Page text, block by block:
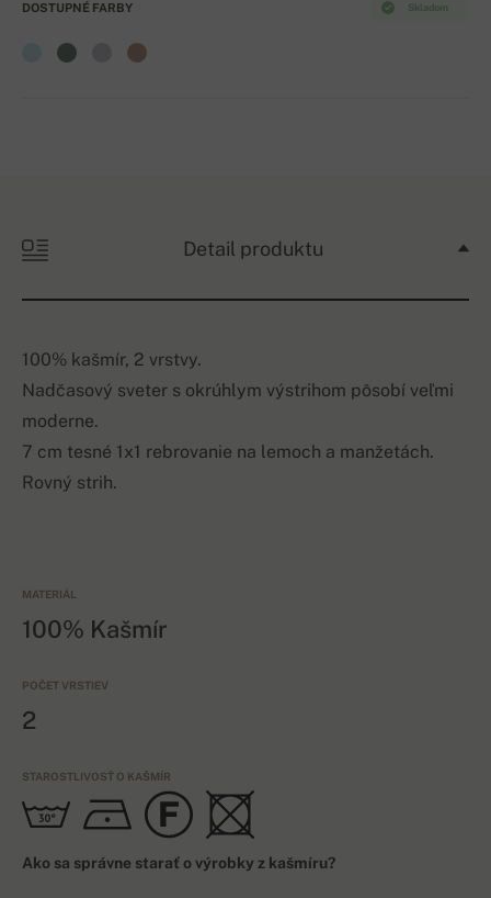
Skladom
DOSTUPNÉ FARBY
Detail produktu
100% kašmír, 2 vrstvy.
Nadčasový sveter s okrúhlym výstrihom pôsobí veľmi
moderne.
7 cm tesné 1x1 rebrovanie na lemoch a manžetách.
Rovný strih.
MATERIÁL
100% Kašmír
POČET VRSTIEV
2
STAROSTLIVOSŤ O KAŠMÍR
Ako sa správne starať o výrobky z kašmíru?